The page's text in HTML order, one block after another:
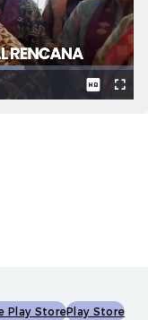
Play StorePlay Store